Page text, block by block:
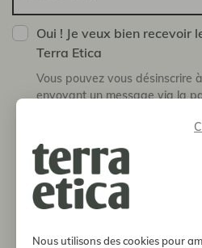
Nous utilisons des cookies pour
Oui ! Je veux bien recevoir
Terra Etica
Vous pouvez vous désinscrire
envoyant un message via la
notre